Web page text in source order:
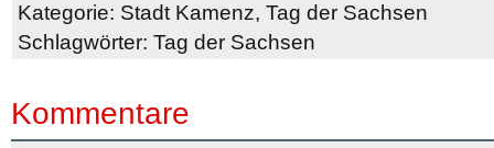
Kategorie: Stadt Kamenz, Tag der Sachsen
Schlagwörter: Tag der Sachsen
Kommentare